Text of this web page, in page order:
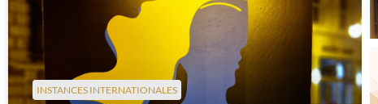
INSTANCES INTERNATIONALES